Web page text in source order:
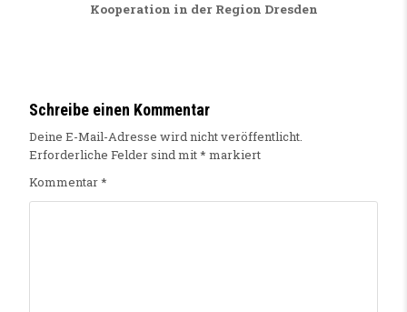
Kooperation in der Region Dresden
Schreibe einen Kommentar
Deine E-Mail-Adresse wird nicht veröffentlicht.
Erforderliche Felder sind mit* markiert
Kommentar*